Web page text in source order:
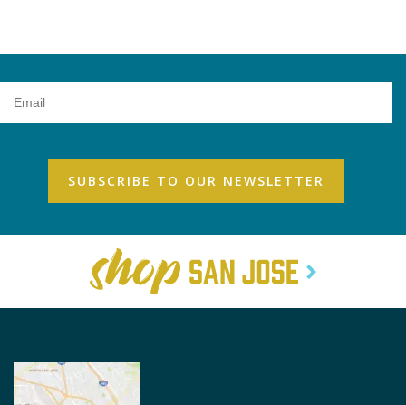
Address